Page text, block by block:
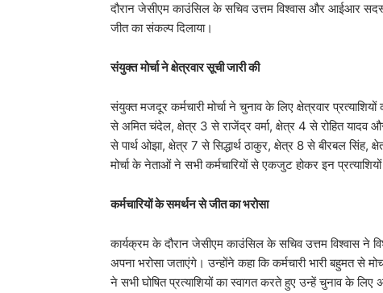
दौरान जेसीएम काउंसिल के सचिव उत्तम विश्वास और आईआर सदस्य
जीत का संकल्प दिलाया।
संयुक्त मोर्चा ने क्षेत्रवार सूची जारी की
​संयुक्त मजदूर कर्मचारी मोर्चा ने चुनाव के लिए क्षेत्रवार
से अमित चंदेल, क्षेत्र 3 से राजेंद्र वर्मा, क्षेत्र 4 से रोहित यादव
से पार्थ ओझा, क्षेत्र 7 से सिद्धार्थ ठाकुर, क्षेत्र 8 से बीरबल सिंह,
मोर्चा के नेताओं ने सभी कर्मचारियों से एकजुट होकर इन
कर्मचारियों के समर्थन से जीत का भरोसा
​कार्यक्रम के दौरान जेसीएम काउंसिल के सचिव उत्तम विश्वास ने
अपना भरोसा जताएंगे। उन्होंने कहा कि कर्मचारी भारी बहुमत से
ने सभी घोषित प्रत्याशियों का स्वागत करते हुए उन्हें चुनाव के